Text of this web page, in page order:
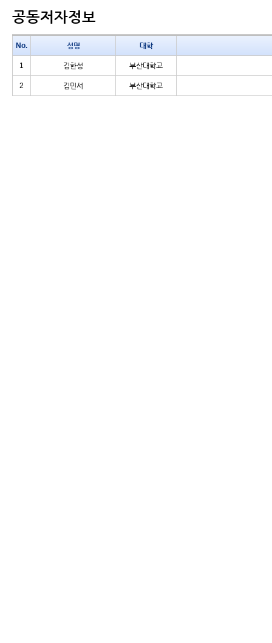
공동저자정보
No. 성명 대학
1 김한성 부산대학교
2 김민서 부산대학교